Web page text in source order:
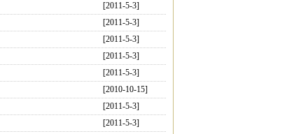
[2011-5-3]
[2011-5-3]
[2011-5-3]
[2011-5-3]
[2011-5-3]
[2010-10-15]
[2011-5-3]
[2011-5-3]